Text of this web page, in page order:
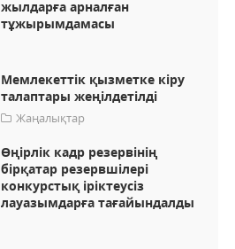
жылдарға арналған
тұжырымдамасы
Мемлекеттік қызметке кіру
талаптары жеңілдетілді
Жаңалықтар
Өңірлік кадр резервінің
бірқатар резервшілері
конкурстық іріктеусіз
лауазымдарға тағайындалды